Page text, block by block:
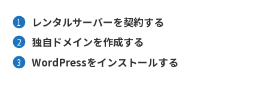
レンタルサーバーを契約する
独自ドメインを作成する
WordPressをインストールする